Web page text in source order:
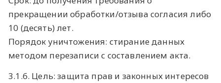
прекращении обработки/отзыва согласия либо
10 (десять) лет.
Порядок уничтожения: стирание данных
методом перезаписи с составлением акта.
3.1.6. Цель: защита прав и законных интересов